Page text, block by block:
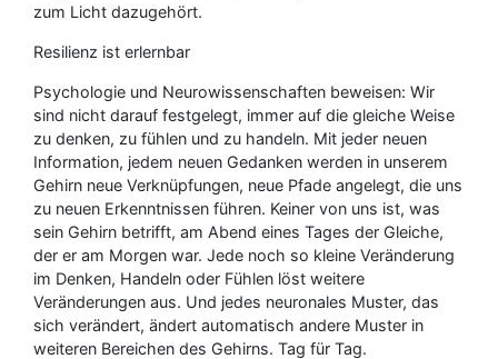
zum Licht dazugehört.
Resilienz ist erlernbar
Psychologie und Neurowissenschaften beweisen: Wir
sind nicht darauf festgelegt, immer auf die gleiche Weise
zu denken, zu fühlen und zu handeln. Mit jeder neuen
Information, jedem neuen Gedanken werden in unserem
Gehirn neue Verknüpfungen, neue Pfade angelegt, die uns
zu neuen Erkenntnissen führen. Keiner von uns ist, was
sein Gehirn betrifft, am Abend eines Tages der Gleiche,
der er am Morgen war. Jede noch so kleine Veränderung
im Denken, Handeln oder Fühlen löst weitere
Veränderungen aus. Und jedes neuronales Muster, das
sich verändert, ändert automatisch andere Muster in
weiteren Bereichen des Gehirns. Tag für Tag.